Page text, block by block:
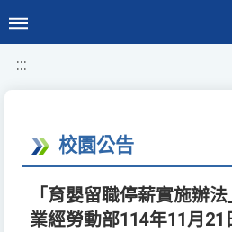
:::
校園公告
「育嬰留職停薪實施辦
業經勞動部114年11月21